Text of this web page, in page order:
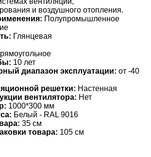
и воздушного отопления.
Полупромышленное
Глянцевая
10 лет
диапазон эксплуатации: от -40
решетки: Настенная
вентилятора: Нет
1000*300 мм
Белый - RAL 9016
35 см
товара: 105 см